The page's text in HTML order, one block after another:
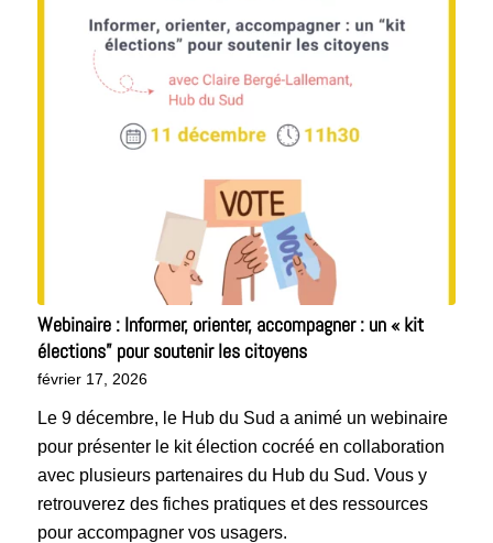
Webinaire : Informer, orienter, accompagner : un « kit
élections” pour soutenir les citoyens
février 17, 2026
Le 9 décembre, le Hub du Sud a animé un webinaire
pour présenter le kit élection cocréé en collaboration
avec plusieurs partenaires du Hub du Sud. Vous y
retrouverez des fiches pratiques et des ressources
pour accompagner vos usagers.